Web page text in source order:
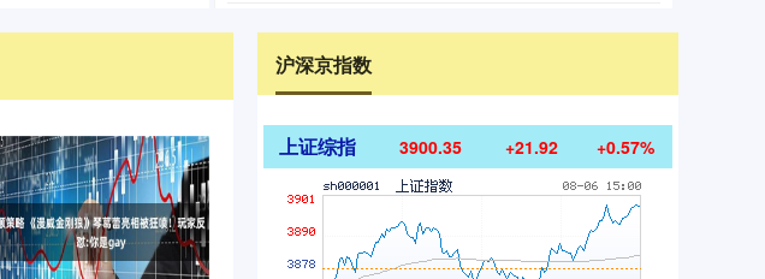
沪深京指数
上证综指 3900.35 +21.92 +0.57%